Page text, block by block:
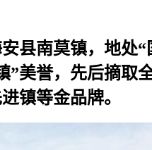
县南莫镇，地处
”美誉，先后摘取
镇等金品牌。